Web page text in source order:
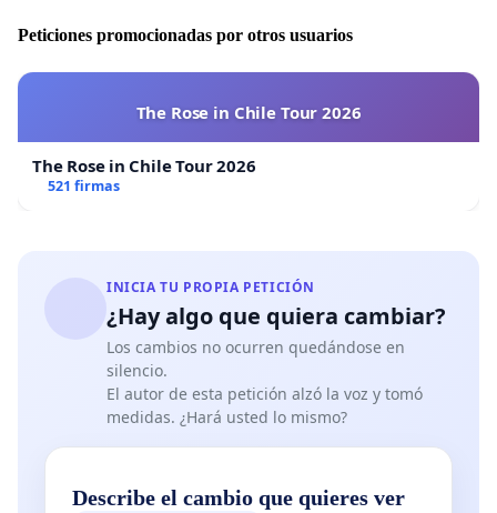
Peticiones promocionadas por otros usuarios
The Rose in Chile Tour 2026
The Rose in Chile Tour 2026
521 firmas
INICIA TU PROPIA PETICIÓN
¿Hay algo que quiera cambiar?
Los cambios no ocurren quedándose en
silencio.
El autor de esta petición alzó la voz y tomó
medidas. ¿Hará usted lo mismo?
Describe el cambio que quieres ver